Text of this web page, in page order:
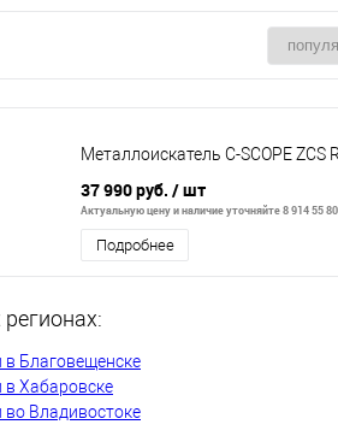
Металлоискатель C-SCOPE ZCS
37 990 руб. / шт
Актуальную цену и наличие уточняйте 8 914 55
Подробнее
в Благовещенске
в Хабаровске
во Владивостоке